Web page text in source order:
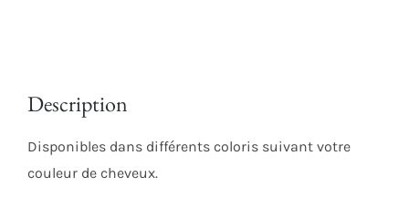
Description
Disponibles dans différents coloris suivant votre
couleur de cheveux.